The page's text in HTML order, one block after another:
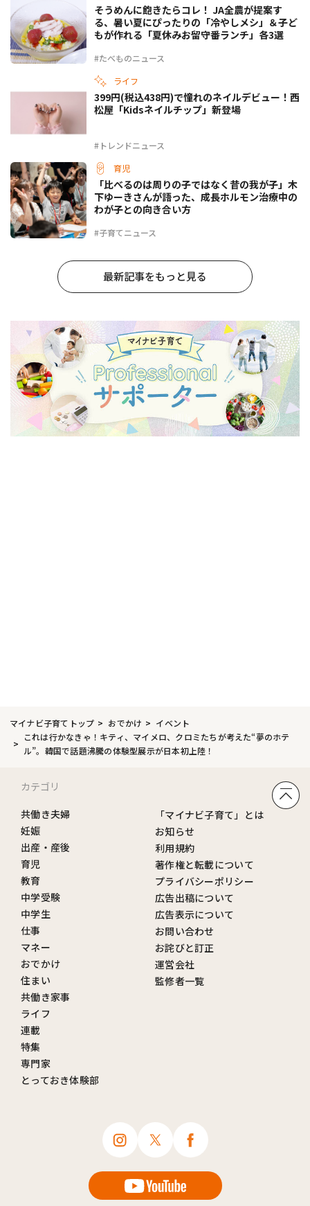
#たべものニュース
そうめんに飽きたらコレ！ JA全農が提案す
る、暑い夏にぴったりの「冷やしメシ」＆子ど
もが作れる「夏休みお留守番ランチ」各3選
ライフ
#トレンドニュース
399円(税込438円)で憧れのネイルデビュー！西
松屋「Kidsネイルチップ」新登場
育児
#子育てニュース
「比べるのは周りの子ではなく昔の我が子」木
下ゆーきさんが語った、成長ホルモン治療中の
わが子との向き合い方
最新記事をもっと見る
マイナビ子育てトップ おでかけ
イベント
これは行かなきゃ！キティ、マイメロ、クロミたちが考えた“夢のホテ
ル”。韓国で話題沸騰の体験型展示が日本初上陸！
カテゴリ
共働き夫婦
妊娠
出産・産後
育児
教育
中学受験
中学生
仕事
マネー
おでかけ
住まい
共働き家事
ライフ
連載
特集
専門家
とっておき体験部
「マイナビ子育て」とは
お知らせ
利用規約
著作権と転載について
プライバシーポリシー
広告出稿について
広告表示について
お問い合わせ
お詫びと訂正
運営会社
監修者一覧